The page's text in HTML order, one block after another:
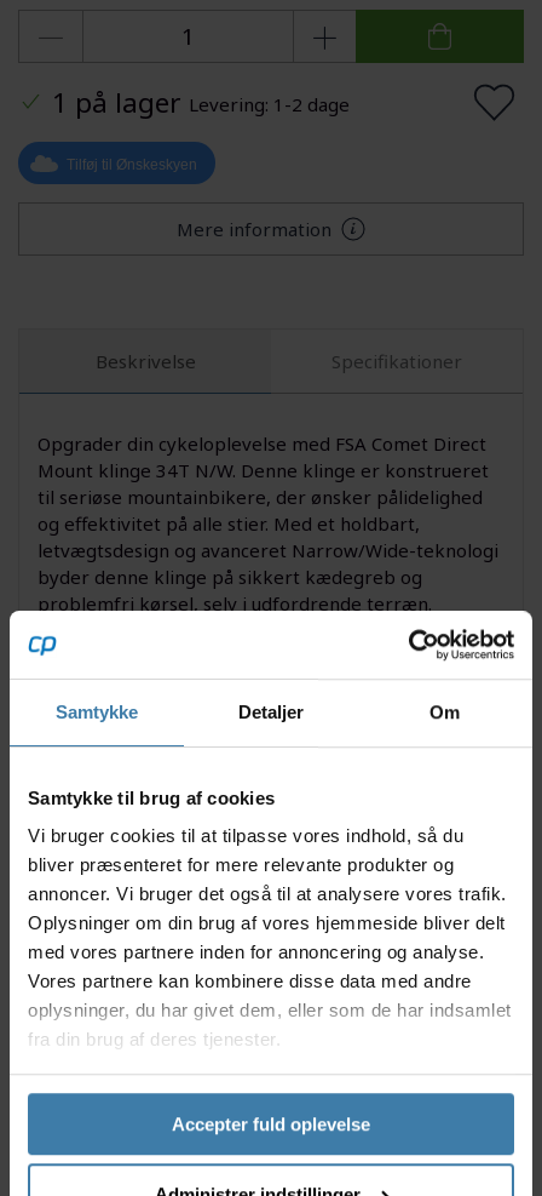
Samtykke Detaljer Om
Samtykke til brug af cookies
Vi bruger cookies til at tilpasse vores indhold, så du
bliver præsenteret for mere relevante produkter og
annoncer. Vi bruger det også til at analysere vores trafik.
Oplysninger om din brug af vores hjemmeside bliver delt
med vores partnere inden for annoncering og analyse.
Vores partnere kan kombinere disse data med andre
oplysninger, du har givet dem, eller som de har indsamlet
fra din brug af deres tjenester.
Accepter fuld oplevelse
1 på lager Levering: 1-2 dage
Tilføj til Ønskeskyen
Mere information
Beskrivelse Specifikationer
Opgrader din cykeloplevelse med FSA Comet Direct
Mount klinge 34T N/W. Denne klinge er konstrueret
til seriøse mountainbikere, der ønsker pålidelighed
og effektivitet på alle stier. Med et holdbart,
letvægtsdesign og avanceret Narrow/Wide-teknologi
byder denne klinge på sikkert kædegreb og
problemfri kørsel, selv i udfordrende terræn.
Produktet er udviklet til at få mest muligt ud af din
træning og dine eventyr i naturen, uanset om du
kører singletrack eller klatrer stejle bakker.
Nyttige facts
og nem installation
Narrow/Wide-tandprofil, der mindsker risikoen
for kædefald
Fremstillet i slidstærkt aluminium for lav vægt og
lang levetid
Passer til SRAM-kompatible kranksæt og
bagskifter med 1x setup
Udviklet specielt til mountainbiking og krævende
terrænkørsel
Anvendelse
minimal vedligeholdelse. Klingen egner sig perfekt til
single speed- eller 1x10/11/12-opsætninger på
mountainbikes, hvor sikker kædeføring og lav vægt